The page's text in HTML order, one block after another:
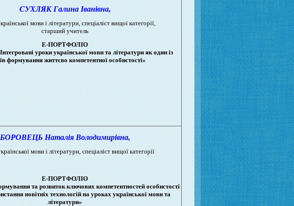
СУХЛЯК Галина Іванівна,
мови і літератури, спеціаліст вищої категорії,
старший учитель
Е-ПОРТФОЛІО
уроки української мови та літератури як один із
формування життєво компетентної особистості»
БОРОВЕЦЬ Наталiя Володимирiвна,
мови і літератури, спеціаліст вищої категорії
Е-ПОРТФОЛІО
та розвиток ключових компетентностей особистості
новітніх технологій на уроках української мови та
літератури»